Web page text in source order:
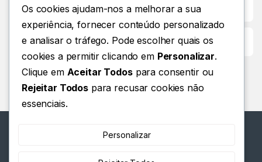
Customer Care
Os cookies ajudam-nos a melhorar a sua
experiência, fornecer conteúdo personalizado
e analisar o tráfego. Pode escolher quais os
cookies a permitir clicando em Personalizar.
Clique em Aceitar Todospara consentir ou
Rejeitar Todos para recusar cookies não
essenciais.
Personalizar